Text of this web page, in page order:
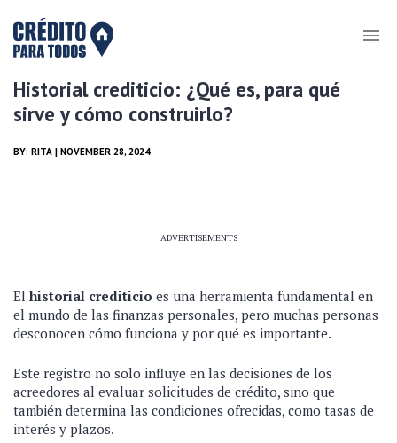
Historial crediticio: ¿Qué es, para qué
sirve y cómo construirlo?
BY: RITA | NOVEMBER 28, 2024
ADVERTISEMENTS
El historial crediticio es una herramienta fundamental en
el mundo de las finanzas personales, pero muchas personas
desconocen cómo funciona y por qué es importante.
Este registro no solo influye en las decisiones de los
acreedores al evaluar solicitudes de crédito, sino que
también determina las condiciones ofrecidas, como tasas de
interés y plazos.